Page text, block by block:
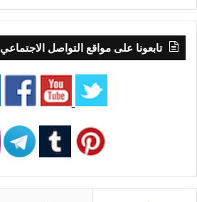
تابعونا على مواقع التواصل الاجتماعي